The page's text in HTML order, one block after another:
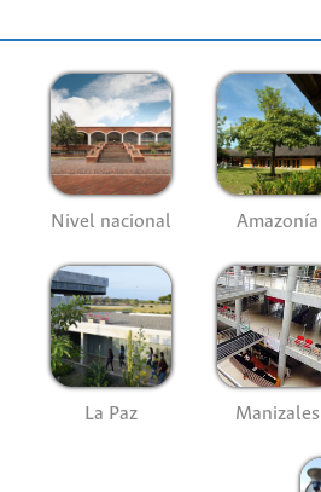
Nivel nacional Amazonía
La Paz Manizales